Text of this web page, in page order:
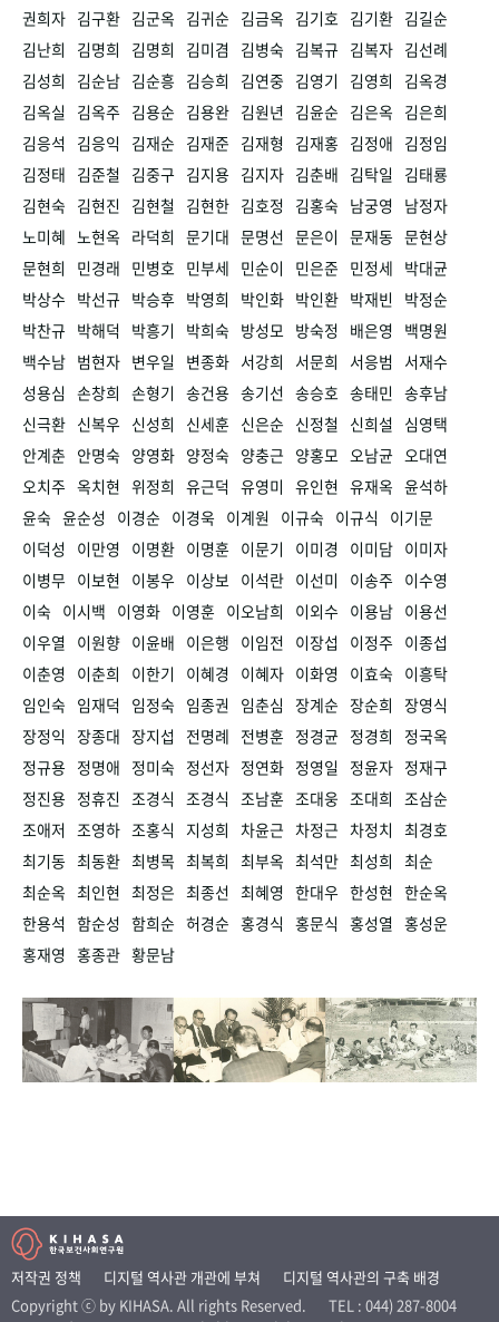
권희자 김구환 김군옥 김귀순 김금옥 김기호 김기환 김길순
김난희
김명희 김명희 김미겸 김병숙 김복규 김복자 김선례
김성희
김순남 김순흥 김승희 김연중 김영기 김영희
김옥경
김옥실
김옥주 김용순 김용완 김원년 김윤순 김은옥 김은희
김응석
김응익 김재순 김재준 김재형 김재홍 김정애 김정임
김정태 김준철 김중구 김지용 김지자 김춘배 김탁일
김태룡
김현숙 김현진 김현철 김현한 김호정 김홍숙 남궁영
남정자
노미혜 노현옥 라덕희 문기대 문명선 문은이 문재동 문현상
문현희
민경래 민병호 민부세 민순이 민은준 민정세 박대균
박상수 박선규 박승후 박영희 박인화 박인환 박재빈
박정순
박찬규 박해덕 박흥기 박희숙 방성모 방숙정 배은영
백명원
백수남 범현자 변우일 변종화 서강희 서문희 서응범
서재수
성용심 손창희 손형기 송건용 송기선 송승호 송태민 송후남
신극환 신복우 신성희 신세훈 신은순 신정철 신희설
심영택
안계춘 안명숙 양영화 양정숙 양충근 양홍모 오남균 오대연
오치주 옥치현 위정희 유근덕 유영미 유인현 유재옥 윤석하
윤숙 윤순성 이경순 이경욱 이계원 이규숙 이규식
이기문
이덕성
이만영 이명환 이명훈 이문기 이미경 이미담 이미자
이병무 이보현 이봉우 이상보 이석란 이선미 이송주 이수영
이숙 이시백 이영화 이영훈 이오남희 이외수 이용남 이용선
이우열
이원향 이윤배 이은행 이임전 이장섭 이정주 이종섭
이춘영
이춘희 이한기 이혜경 이혜자 이화영 이효숙 이흥탁
임인숙 임재덕 임정숙 임종권 임춘심 장계순 장순희 장영식
장정익 장종대 장지섭 전명례 전병훈 정경균 정경희
정국옥
정규용 정명애 정미숙 정선자 정연화 정영일 정윤자 정재구
정진용 정휴진 조경식 조경식 조남훈 조대웅 조대희 조삼순
조애저 조영하 조홍식 지성희 차윤근 차정근 차정치 최경호
최기동 최동환 최병목 최복희 최부옥 최석만 최성희 최순
최순옥 최인현 최정은 최종선 최혜영 한대우 한성현 한순옥
한용석 함순성 함희순 허경순 홍경식 홍문식 홍성열 홍성운
홍재영 홍종관 황문남
저작권 정책 디지털 역사관 개관에 부쳐
디지털 역사관의 구축 배경
Copyright ⓒ by KIHASA. All rights Reserved.
TEL : 044) 287-8004